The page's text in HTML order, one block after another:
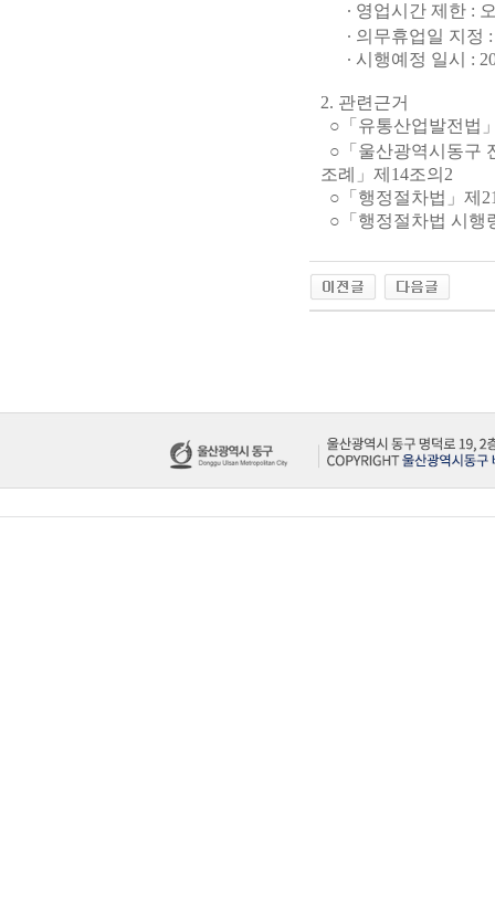
∙ 영업시간 제한 :
∙ 의무휴업일 지정 :
∙ 시행예정 일시 :
2. 관련근거
○「유통산업발전법
○「울산광역시동구
조례」제14조의2
○「행정절차법」제
○「행정절차법 시행